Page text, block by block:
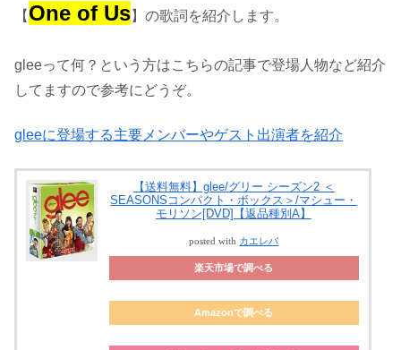
【 One of Us】の歌詞を紹介します。
gleeって何？という方はこちらの記事で登場人物など紹介
してますので参考にどうぞ。
gleeに登場する主要メンバーやゲスト出演者を紹介
【送料無料】glee/グリー シーズン2 ＜
SEASONSコンパクト・ボックス＞/マシュー・
モリソン[DVD]【返品種別A】
posted with カエレバ
楽天市場で調べる
Amazonで調べる